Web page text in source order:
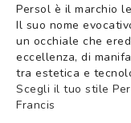
Persol è il marchio
Il suo nome
un occhiale che
eccellenza, di
tra estetica e
Scegli il tuo stile
Francis